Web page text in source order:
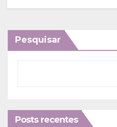
Pesquisar
Posts recentes